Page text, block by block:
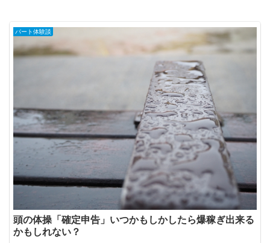
パート体験談
頭の体操「確定申告」いつかもしかしたら爆稼ぎ出来る
かもしれない？